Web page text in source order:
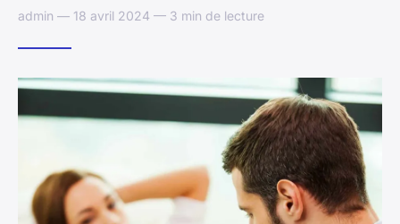
admin — 18 avril 2024 — 3 min de lecture